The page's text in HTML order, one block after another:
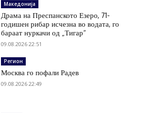
Македонија
Драма на Преспанското Езеро, 71-
годишен рибар исчезна во водата, го
бараат нуркачи од „Тигар“
09.08.2026 22:51
Регион
Москва го пофали Радев
09.08.2026 22:49